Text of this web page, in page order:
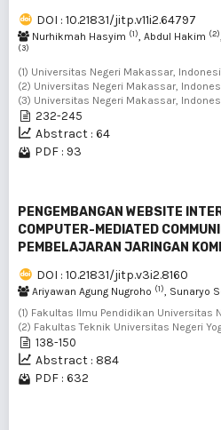
DOI : 10.21831/jitp.v11i2.64797
Nurhikmah Hasyim (1), Abdul Hakim (2)
(3)
(1) Universitas Negeri Makassar,
(2) Universitas Negeri Makassar,
(3) Universitas Negeri Makassar,
232-245
Abstract : 64
PDF : 93
PENGEMBANGAN WEBSITE
COMPUTER-MEDIATED
PEMBELAJARAN JARINGAN
DOI : 10.21831/jitp.v3i2.8160
Ariyawan Agung Nugroho (1), Sunaryo
(1) Fakultas Ilmu Pendidikan Universitas
(2) Fakultas Teknik Universitas Negeri
138-150
Abstract : 884
PDF : 632